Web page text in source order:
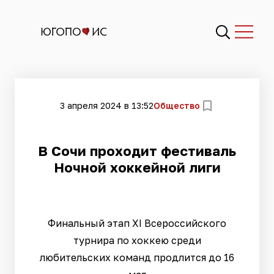
3 апреля 2024 в 13:52Общество
В Сочи проходит фестиваль
Ночной хоккейной лиги
Финальный этап XI Всероссийского
турнира по хоккею среди
любительских команд продлится до 16